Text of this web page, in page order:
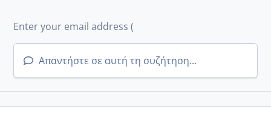
Απαντήστε σε αυτή τη συζήτηση...